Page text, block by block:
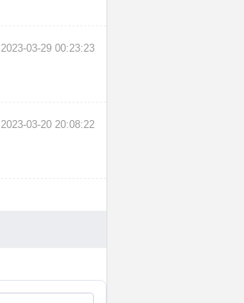
2023-03-29 00:23:23
2023-03-20 20:08:22